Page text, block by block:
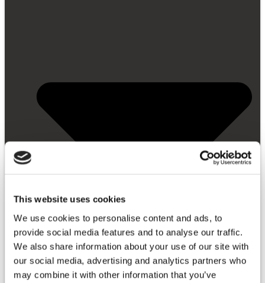
This website uses cookies
We use cookies to personalise content and ads, to
provide social media features and to analyse our traffic.
We also share information about your use of our site with
our social media, advertising and analytics partners who
may combine it with other information that you’ve